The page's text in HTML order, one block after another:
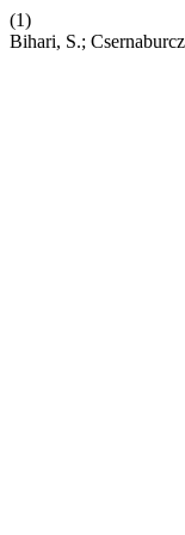
(1)
Bihari, S.;